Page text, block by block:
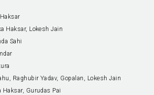
Haksar, Lokesh Jain
Sahi
Raghubir Yadav, Gopalan, Lokesh Jain
Haksar, Gurudas Pai